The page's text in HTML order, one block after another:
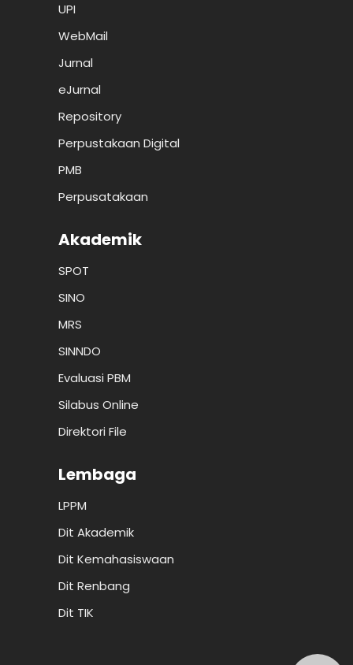
UPI
WebMail
Jurnal
eJurnal
Repository
Perpustakaan Digital
PMB
Perpusatakaan
Akademik
SPOT
SINO
MRS
SINNDO
Evaluasi PBM
Silabus Online
Direktori File
Lembaga
LPPM
Dit Akademik
Dit Kemahasiswaan
Dit Renbang
Dit TIK